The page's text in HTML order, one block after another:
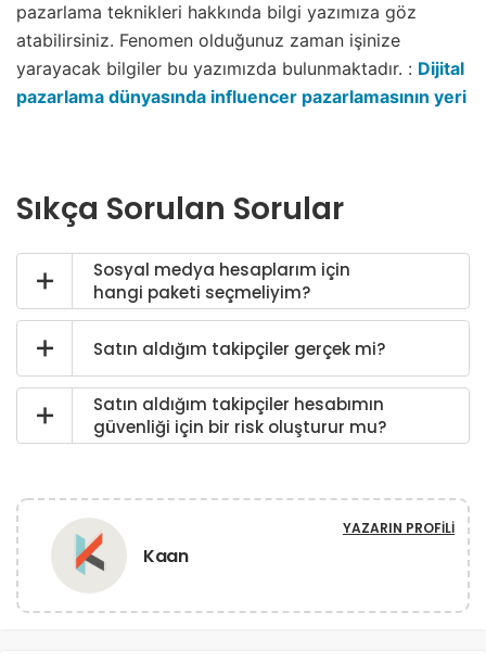
pazarlama teknikleri hakkında bilgi yazımıza göz
atabilirsiniz. Fenomen olduğunuz zaman işinize
yarayacak bilgiler bu yazımızda bulunmaktadır. : Dijital
pazarlama dünyasında influencer pazarlamasının yeri
Sıkça Sorulan Sorular
Sosyal medya hesaplarım için
hangi paketi seçmeliyim?
Satın aldığım takipçiler gerçek mi?
Satın aldığım takipçiler hesabımın
güvenliği için bir risk oluşturur mu?
Kaan
YAZARIN PROFILI